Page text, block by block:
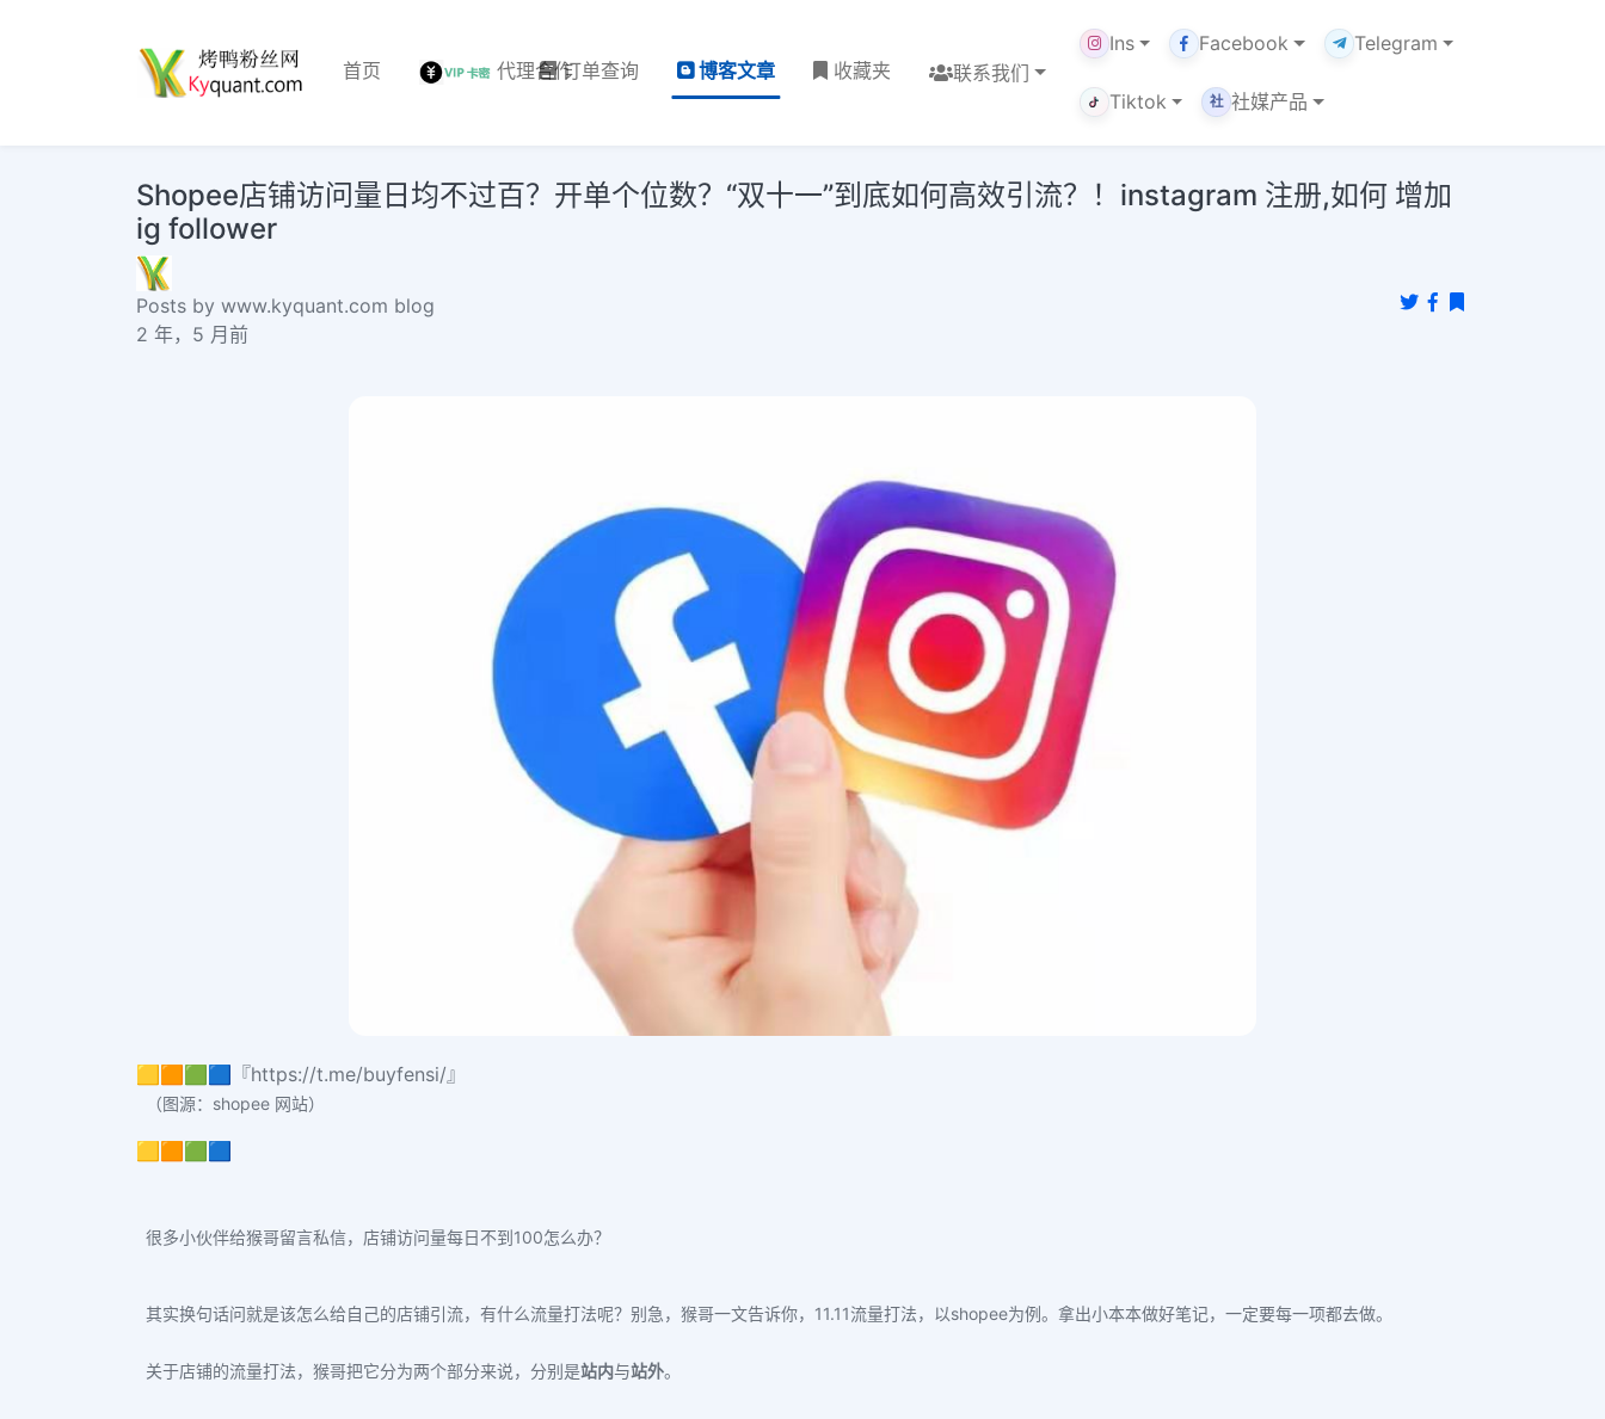
首页 代理合作订单查询 博客文章 收藏夹 联系我们
Ins Facebook Telegram
Tiktok 社 社媒产品
Shopee店铺访问量日均不过百？开单个位数？“双十一”到底如何高效引流？！instagram 注册,如何 增加
ig follower
Posts by www.kyquant.com blog
2 年，5 月前
🟨🟧🟩🟦『https://t.me/buyfensi/』
（图源：shopee 网站）
🟨🟧🟩🟦
很多小伙伴给猴哥留言私信，店铺访问量每日不到100怎么办？
其实换句话问就是该怎么给自己的店铺引流，有什么流量打法呢？别急，猴哥一文告诉你，11.11流量打法，以shopee为例。拿出小本本做好笔记，一定要每一项都去做。
关于店铺的流量打法，猴哥把它分为两个部分来说，分别是站内与站外。